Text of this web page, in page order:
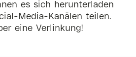
es sich herunterladen
Media-Kanälen teilen.
eine Verlinkung!